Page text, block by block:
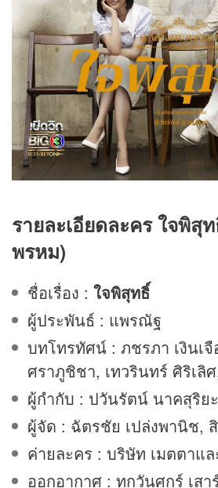
รายละเอียดละครใจพิสุท
พรหม)
ชื่อเรื่อง : ใจพิสุทธิ์
ผู้ประพันธ์ : แพรณัฐ
บทโทรทัศน์ : ภชรภา เงินเ
ศราภูชิชา, เทวรินทร์ ศิริเ
ผู้กำกับ : ปวันรัตน์ นาคสุริยะ
ผู้จัด : ฉัตรชัย เปล่งพานิช,
ค่ายละคร : บริษัท เมตตาแ
ออกอากาศ : ทุกวันศุกร์ เสา